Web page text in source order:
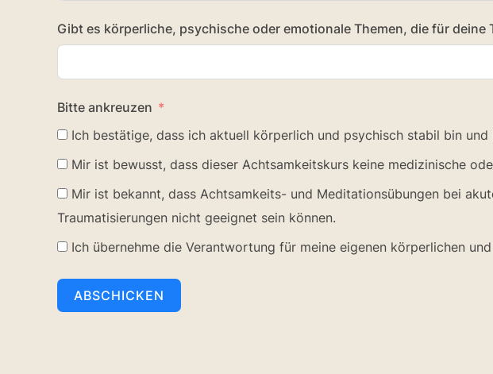
Gibt es körperliche, psychische oder emotionale Themen, die für
Bitte ankreuzen
Ich bestätige, dass ich aktuell körperlich und psychisch stabil bin
Mir ist bewusst, dass dieser Achtsamkeitskurs keine medizinische
Mir ist bekannt, dass Achtsamkeits- und Meditationsübungen bei
Traumatisierungen nicht geeignet sein können.
Ich übernehme die Verantwortung für meine eigenen körperlichen
ABSCHICKEN